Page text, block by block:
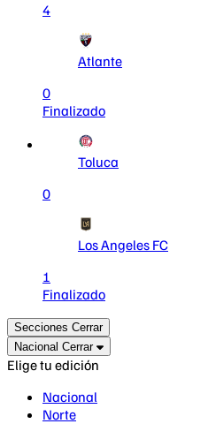
4
Atlante
0
Finalizado
Toluca
0
Los Angeles FC
1
Finalizado
Secciones Cerrar
Nacional Cerrar
Elige tu edición
Nacional
Norte